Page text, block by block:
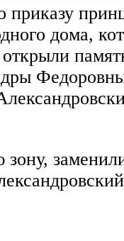
приказу
дома,
зону,